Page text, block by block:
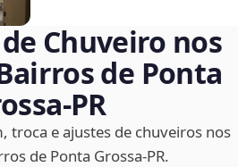
Chuveiro nos
de Ponta
troca e ajustes de chuveiros nos
de Ponta Grossa‑PR.